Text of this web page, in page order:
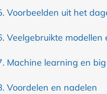
Voorbeelden uit het
Veelgebruikte modellen
Machine learning en
Voordelen en nadelen